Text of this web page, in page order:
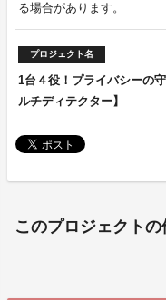
る場合があります。
プロジェクト名
1台４役！プライバシーの
ルチディテクター】
このプロジェクト